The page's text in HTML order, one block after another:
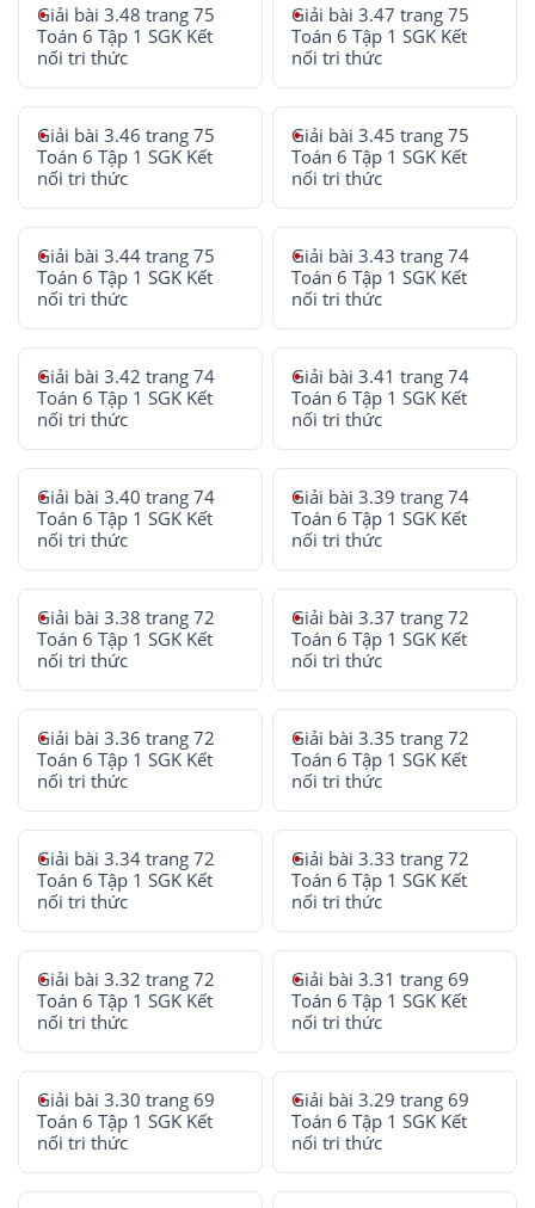
Giải bài 3.48 trang 75
Toán 6 Tập 1 SGK Kết
nối tri thức
Giải bài 3.47 trang 75
Toán 6 Tập 1 SGK Kết
nối tri thức
Giải bài 3.46 trang 75
Toán 6 Tập 1 SGK Kết
nối tri thức
Giải bài 3.45 trang 75
Toán 6 Tập 1 SGK Kết
nối tri thức
Giải bài 3.44 trang 75
Toán 6 Tập 1 SGK Kết
nối tri thức
Giải bài 3.43 trang 74
Toán 6 Tập 1 SGK Kết
nối tri thức
Giải bài 3.42 trang 74
Toán 6 Tập 1 SGK Kết
nối tri thức
Giải bài 3.41 trang 74
Toán 6 Tập 1 SGK Kết
nối tri thức
Giải bài 3.40 trang 74
Toán 6 Tập 1 SGK Kết
nối tri thức
Giải bài 3.39 trang 74
Toán 6 Tập 1 SGK Kết
nối tri thức
Giải bài 3.38 trang 72
Toán 6 Tập 1 SGK Kết
nối tri thức
Giải bài 3.37 trang 72
Toán 6 Tập 1 SGK Kết
nối tri thức
Giải bài 3.36 trang 72
Toán 6 Tập 1 SGK Kết
nối tri thức
Giải bài 3.35 trang 72
Toán 6 Tập 1 SGK Kết
nối tri thức
Giải bài 3.34 trang 72
Toán 6 Tập 1 SGK Kết
nối tri thức
Giải bài 3.33 trang 72
Toán 6 Tập 1 SGK Kết
nối tri thức
Giải bài 3.32 trang 72
Toán 6 Tập 1 SGK Kết
nối tri thức
Giải bài 3.31 trang 69
Toán 6 Tập 1 SGK Kết
nối tri thức
Giải bài 3.30 trang 69
Toán 6 Tập 1 SGK Kết
nối tri thức
Giải bài 3.29 trang 69
Toán 6 Tập 1 SGK Kết
nối tri thức